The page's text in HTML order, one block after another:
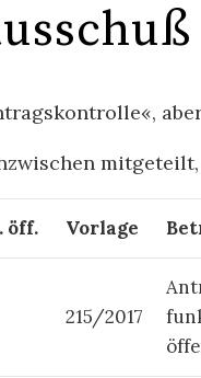
öff. Vorlage
215/2017